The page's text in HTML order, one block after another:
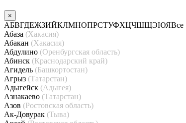
×
АБВГДЕЖЗИЙКЛМНОПРСТУФХЦЧШЩЭЮЯВсе
Абаза (Хакасия)
Абакан (Хакасия)
Абдулино (Оренбургская область)
Абинск (Краснодарский край)
Агидель (Башкортостан)
Агрыз (Татарстан)
Адыгейск (Адыгея)
Азнакаево (Татарстан)
Азов (Ростовская область)
Ак-Довурак (Тыва)